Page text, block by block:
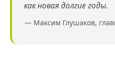
как новая долгие годы.
— Максим Глушаков,